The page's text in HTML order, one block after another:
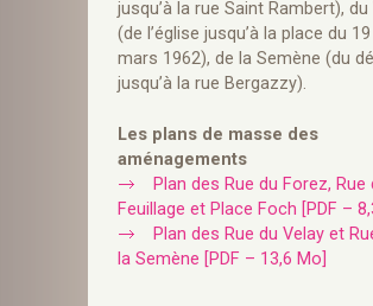
jusqu’à la rue Saint Rambert), du
(de l’église jusqu’à la place du 19
mars 1962), de la Semène (du
jusqu’à la rue Bergazzy).
Les plans de masse des
aménagements
Plan des Rue du Forez, Rue
Feuillage et Place Foch [PDF –
Plan des Rue du Velay et
la Semène [PDF – 13,6 Mo]